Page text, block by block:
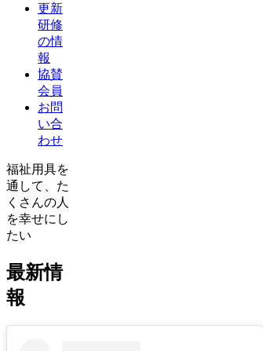
更新
研修
の情
報
協賛
会員
お問
い合
わせ
福祉用具を
通して、た
くさんの人
を幸せにし
たい
最新情
報